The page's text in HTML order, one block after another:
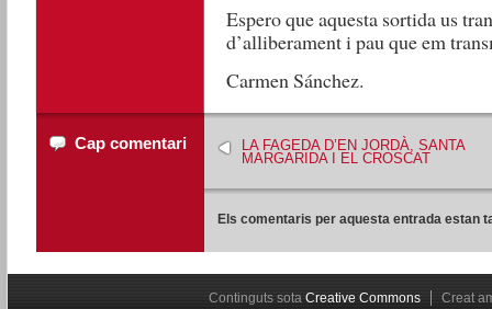
Espero que aquesta sortida us
d’alliberament i pau que em
Carmen Sánchez.
Cap comentari
LA FAGEDA D’EN JORDÀ, SANTA
MARGARIDA I EL CROSCAT
Els comentaris per aquesta entrada estan
Continguts sota Creative Commons Creat